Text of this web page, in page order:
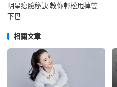
明星瘦臉秘訣 教你輕松甩掉雙
下巴
相關文章